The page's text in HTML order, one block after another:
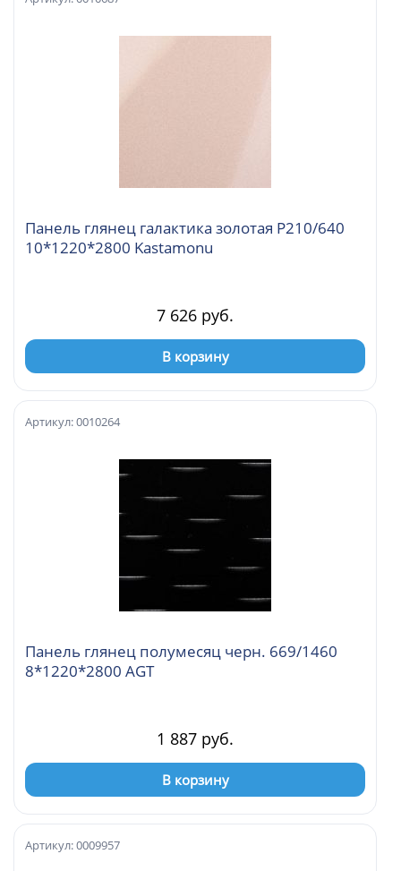
Панель глянец галактика золотая Р210/640
10*1220*2800 Kastamonu
7 626 руб.
В корзину
Панель глянец полумесяц черн. 669/1460
8*1220*2800 AGT
Артикул: 0010264
1 887 руб.
В корзину
Артикул: 0009957